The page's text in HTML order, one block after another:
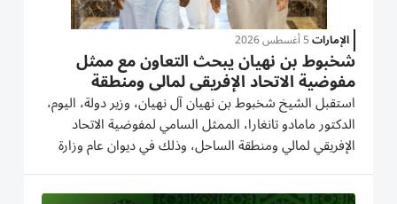
الإمارات5 أغسطس 2026
شخبوط بن نهيان يبحث التعاون مع ممثل
مفوضية الاتحاد الإفريقي لمالي ومنطقة
الساحل
استقبل الشيخ شخبوط بن نهيان آل نهيان، وزير دولة، اليوم،
الدكتور مامادو تانغارا، الممثل السامي لمفوضية الاتحاد
الإفريقي لمالي ومنطقة الساحل، وذلك في ديوان عام وزارة
الخارجية في أبوظبي. وجرى خلال اللقاء بحث سبل تعزيز
التعاون بين دولة الإمارات والاتحاد الإفريقي، بما يسهم في...